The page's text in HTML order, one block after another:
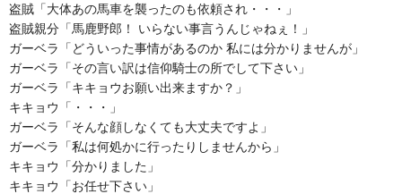
盗賊「大体あの馬車を襲ったのも依頼され・・・」
盗賊親分「馬鹿野郎！ いらない事言うんじゃねぇ！」
ガーベラ「どういった事情があるのか 私には分かりませんが」
ガーベラ「その言い訳は信仰騎士の所でして下さい」
ガーベラ「キキョウお願い出来ますか？」
キキョウ「・・・」
ガーベラ「そんな顔しなくても大丈夫ですよ」
ガーベラ「私は何処かに行ったりしませんから」
キキョウ「分かりました」
キキョウ「お任せ下さい」